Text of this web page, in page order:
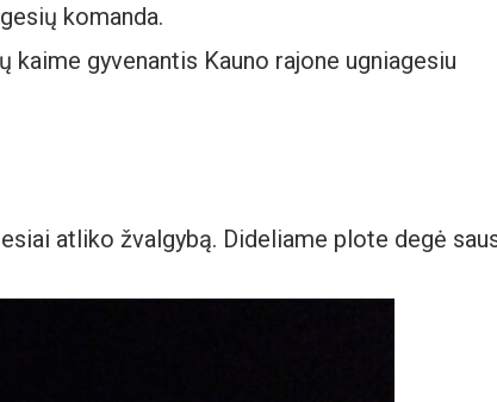
komanda.
gyvenantis Kauno rajone ugniagesiu
atliko žvalgybą. Dideliame plote degė